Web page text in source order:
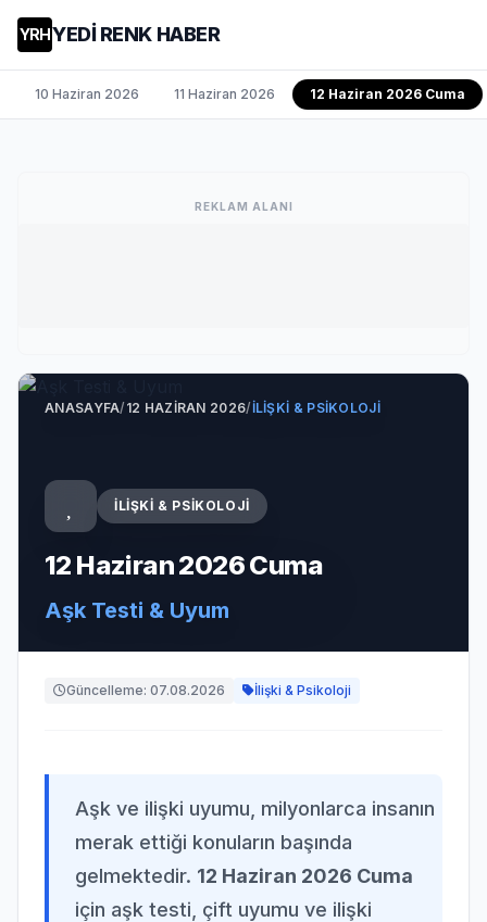
YRHYEDİ RENK HABER
10 Haziran 2026 11 Haziran 2026 12 Haziran 2026 Cuma
REKLAM ALANI
ANASAYFA/12 HAZIRAN 2026/İLIŞKI & PSIKOLOJI
İLIŞKI & PSIKOLOJI
12 Haziran 2026 Cuma
Aşk Testi & Uyum
Güncelleme: 07.08.2026 İlişki & Psikoloji
Aşk ve ilişki uyumu, milyonlarca insanın
merak ettiği konuların başında
gelmektedir. 12 Haziran 2026 Cuma
için aşk testi, çift uyumu ve ilişki